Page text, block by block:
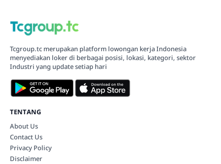
Tcgroup.tc merupakan platform lowongan kerja Indonesia
menyediakan loker di berbagai posisi, lokasi, kategori, sektor
Industri yang update setiap hari
TENTANG
About Us
Contact Us
Privacy Policy
Disclaimer